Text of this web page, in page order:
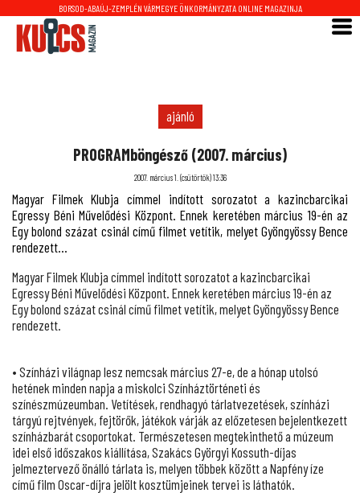
BORSOD-ABAÚJ-ZEMPLÉN VÁRMEGYE ÖNKORMÁNYZATA ONLINE MAGAZINJA
ajánló
PROGRAMböngésző (2007. március)
2007. március 1. (csütörtök) 13:36
Magyar Filmek Klubja címmel indított sorozatot a kazincbarcikai
Egressy Béni Művelődési Központ. Ennek keretében március 19-én az
Egy bolond százat csinál című filmet vetítik, melyet Gyöngyössy Bence
rendezett...
Magyar Filmek Klubja címmel indított sorozatot a kazincbarcikai
Egressy Béni Művelődési Központ. Ennek keretében március 19-én az
Egy bolond százat csinál című filmet vetítik, melyet Gyöngyössy Bence
rendezett.
• Színházi világnap lesz nemcsak március 27-e, de a hónap utolsó
hetének minden napja a miskolci Színháztörténeti és
színészmúzeumban. Vetítések, rendhagyó tárlatvezetések, színházi
tárgyú rejtvények, fejtörők, játékok várják az előzetesen bejelentkezett
színházbarát csoportokat. Természetesen megtekinthető a múzeum
idei első időszakos kiállítása, Szakács Györgyi Kossuth-díjas
jelmeztervező önálló tárlata is, melyen többek között a Napfény íze
című film Oscar-díjra jelölt kosztümjeinek tervei is láthatók.